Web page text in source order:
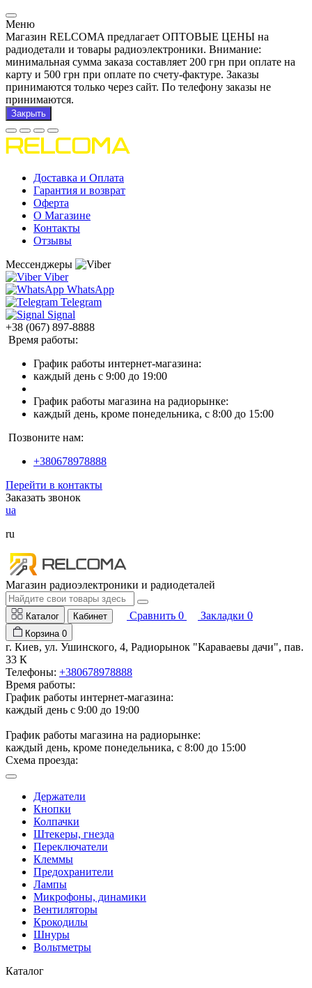
Меню
Магазин RELCOMA предлагает ОПТОВЫЕ ЦЕНЫ на
радиодетали и товары радиоэлектроники. Внимание:
минимальная сумма заказа составляет 200 грн при оплате на
карту и 500 грн при оплате по счету-фактуре. Заказы
принимаются только через сайт. По телефону заказы не
принимаются.
Закрыть
Доставка и Оплата
Гарантия и возврат
Оферта
О Магазине
Контакты
Отзывы
Мессенджеры
Viber
WhatsApp
Telegram
Signal
+38 (067) 897-8888
Время работы:
График работы интернет-магазина:
каждый день с 9:00 до 19:00
График работы магазина на радиорынке:
каждый день, кроме понедельника, с 8:00 до 15:00
Позвоните нам:
+380678978888
Перейти в контакты
Заказать звонок
ua
ru
Магазин радиоэлектроники и радиодеталей
Каталог Кабинет Сравнить 0 Закладки 0
Корзина 0
г. Киев, ул. Ушинского, 4, Радиорынок "Караваевы дачи", пав.
33 К
Телефоны: +380678978888
Время работы:
График работы интернет-магазина:
каждый день с 9:00 до 19:00
График работы магазина на радиорынке:
каждый день, кроме понедельника, с 8:00 до 15:00
Схема проезда:
Держатели
Кнопки
Колпачки
Штекеры, гнезда
Переключатели
Клеммы
Предохранители
Лампы
Микрофоны, динамики
Вентиляторы
Крокодилы
Шнуры
Вольтметры
Каталог